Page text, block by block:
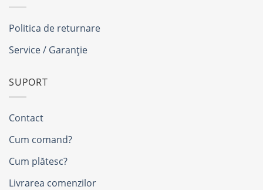
Politica de returnare
Service / Garanție
SUPORT
Contact
Cum comand?
Cum plătesc?
Livrarea comenzilor